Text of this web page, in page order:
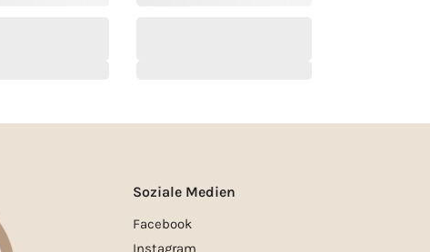
Soziale Medien
Facebook
Instagram